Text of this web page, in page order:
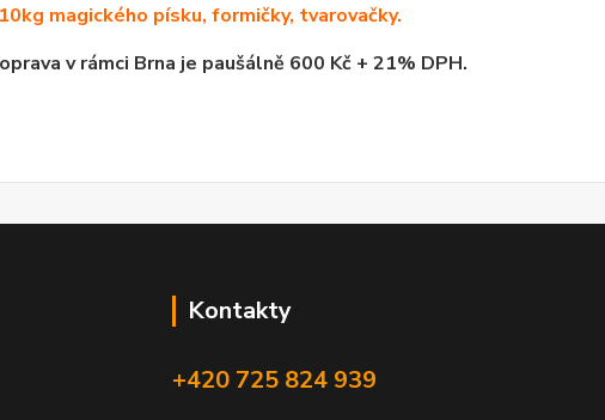
magického písku, formičky, tvarovačky.
v rámci Brna je paušálně 600 Kč + 21% DPH.
Kontakty
+420 725 824 939